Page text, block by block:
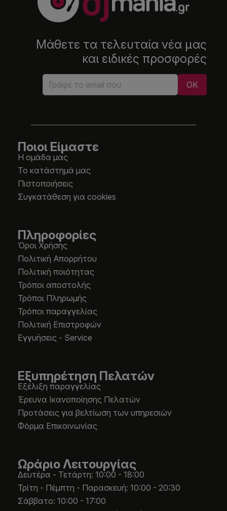
Μάθετε τα τελευταία νέα μας
και ειδικές προσφορές
Ποιοι Είμαστε
Η ομάδα μας
Το κατάστημά μας
Πιστοποιήσεις
Συγκατάθεση για cookies
Πληροφορίες
Όροι Χρήσης
Πολιτική Απορρήτου
Πολιτική ποιότητας
Τρόποι αποστολής
Τρόποι Πληρωμής
Τρόποι παραγγελίας
Πολιτική Επιστροφών
Εγγυήσεις - Service
Εξυπηρέτηση Πελατών
Εξέλιξη παραγγελίας
Έρευνα Ικανοποίησης Πελατών
Προτάσεις για βελτίωση των υπηρεσιών
Φόρμα Επικοινωνίας
Ωράριο Λειτουργίας
Δευτέρα - Τετάρτη: 10:00 - 18:00
Τρίτη - Πέμπτη - Παρασκευή: 10:00 - 20:30
Σάββατο: 10:00 - 17:00